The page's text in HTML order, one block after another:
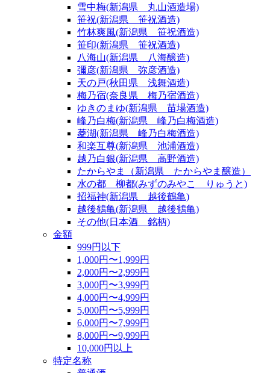
雪中梅(新潟県 丸山酒造場)
笹祝(新潟県 笹祝酒造)
竹林爽風(新潟県 笹祝酒造)
笹印(新潟県 笹祝酒造)
八海山(新潟県 八海醸造)
彌彦(新潟県 弥彦酒造)
天の戸(秋田県 浅舞酒造)
梅乃宿(奈良県 梅乃宿酒造)
ゆきのまゆ(新潟県 苗場酒造)
峰乃白梅(新潟県 峰乃白梅酒造)
菱湖(新潟県 峰乃白梅酒造)
和楽互尊(新潟県 池浦酒造)
越乃白銀(新潟県 高野酒造)
たからやま（新潟県 たからやま醸造）
水の都 柳都(みずのみやこ りゅうと)
招福神(新潟県 越後鶴亀)
越後鶴亀(新潟県 越後鶴亀)
その他(日本酒 銘柄)
金額
999円以下
1,000円〜1,999円
2,000円〜2,999円
3,000円〜3,999円
4,000円〜4,999円
5,000円〜5,999円
6,000円〜7,999円
8,000円〜9,999円
10,000円以上
特定名称